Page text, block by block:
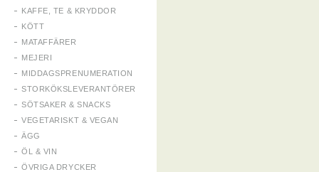
KAFFE, TE & KRYDDOR
KÖTT
MATAFFÄRER
MEJERI
MIDDAGSPRENUMERATION
STORKÖKSLEVERANTÖRER
SÖTSAKER & SNACKS
VEGETARISKT & VEGAN
ÄGG
ÖL & VIN
ÖVRIGA DRYCKER